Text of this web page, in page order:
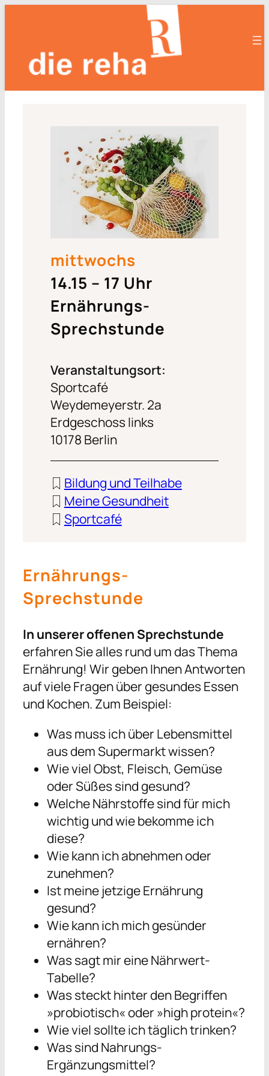
mittwochs
14.15 – 17 Uhr
Ernährungs-
Sprechstunde
Veranstaltungsort:
Sportcafé
Weydemeyerstr. 2a
Erdgeschoss links
10178 Berlin
Bildung und Teilhabe
Meine Gesundheit
Sportcafé
Ernährungs-
Sprechstunde
In unserer offenen Sprechstunde
erfahren Sie alles rund um das Thema
Ernährung! Wir geben Ihnen Antworten
auf viele Fragen über gesundes Essen
und Kochen. Zum Beispiel:
Was muss ich über Lebensmittel
aus dem Supermarkt wissen?
Wie viel Obst, Fleisch, Gemüse
oder Süßes sind gesund?
Welche Nährstoffe sind für mich
wichtig und wie bekomme ich
diese?
Wie kann ich abnehmen oder
zunehmen?
Ist meine jetzige Ernährung
gesund?
Wie kann ich mich gesünder
ernähren?
Was sagt mir eine Nährwert-
Tabelle?
Was steckt hinter den Begriffen
»probiotisch« oder »high protein«?
Wie viel sollte ich täglich trinken?
Was sind Nahrungs-
Ergänzungsmittel?